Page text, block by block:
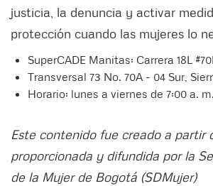
justicia, la denuncia y activar
protección cuando las mujeres lo
SuperCADE Manitas: Carrera 18L
Transversal 73 No. 70A - 04 Sur,
Horario: lunes a viernes de 7:00 a.
Este contenido fue creado a partir
proporcionada y difundida por la
de la Mujer de Bogotá (SDMujer)